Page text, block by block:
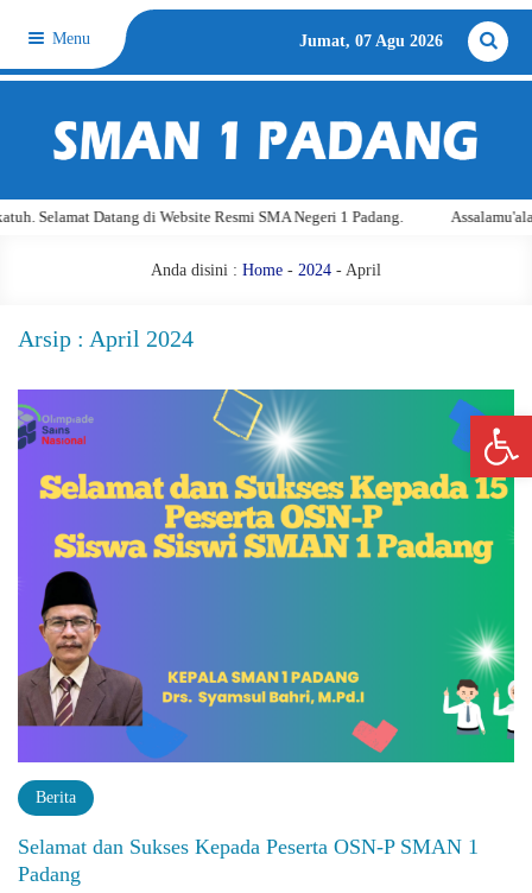
Menu Jumat, 07 Agu 2026
Datang di Website Resmi SMA Negeri 1 Padang. Assalamu'alaikum
Anda disini : Home - 2024 - April
Arsip : April 2024
Berita
Selamat dan Sukses Kepada Peserta OSN-P SMAN 1
Padang